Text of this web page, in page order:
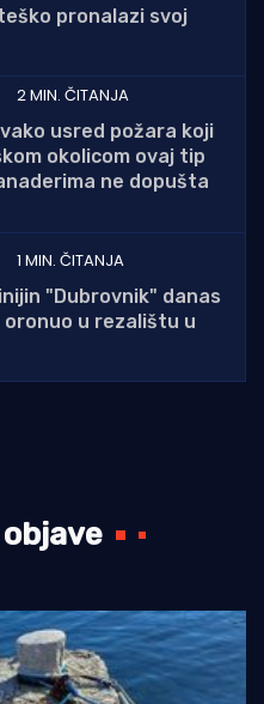
pronalazi svoj
2 MIN. ČITANJA
usred požara koji
okolicom ovaj tip
ne dopušta
1 MIN. ČITANJA
"Dubrovnik" danas
oronuo u rezalištu u